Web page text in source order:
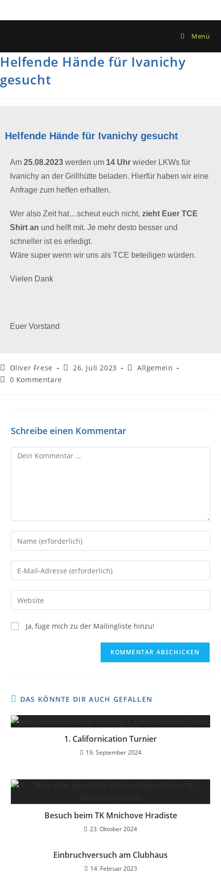
Menü
Helfende Hände für Ivanichy
gesucht
Helfende Hände für Ivanichy gesucht
Am 25.08.2023 werden um 14 Uhr wieder LKWs für
Ivanichy an der Grillhütte beladen. Hierfür haben wir eine
Anfrage zum helfen erhalten.
Wer also Zeit hat…scheut euch nicht, zieht Euer TCE
Shirt an und helft mit. Je mehr desto besser und
schneller ist es erledigt.
Wäre super wenn wir uns als TCE beteiligen würden.
Vielen Dank
Euer Vorstand
Oliver Frese 26. Juli 2023
Allgemein
0 Kommentare
Schreibe einen Kommentar
Ja, füge mich zu der Mailingliste hinzu!
DAS KÖNNTE DIR AUCH GEFALLEN
1. Californication Turnier
19. September 2024
Besuch beim TK Mnichove Hradiste
23. Oktober 2024
Einbruchversuch am Clubhaus
14. Februar 2023